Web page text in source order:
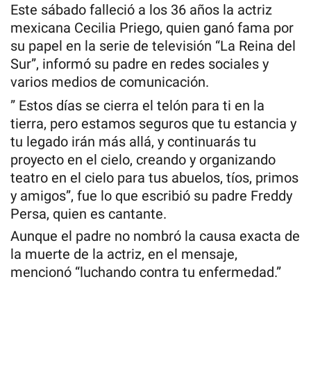
Este sábado falleció a los 36 años la actriz
mexicana Cecilia Priego, quien ganó fama por
su papel en la serie de televisión “La Reina del
Sur”, informó su padre en redes sociales y
varios medios de comunicación.
” Estos días se cierra el telón para ti en la
tierra, pero estamos seguros que tu estancia y
tu legado irán más allá, y continuarás tu
proyecto en el cielo, creando y organizando
teatro en el cielo para tus abuelos, tíos, primos
y amigos”, fue lo que escribió su padre Freddy
Persa, quien es cantante.
Aunque el padre no nombró la causa exacta de
la muerte de la actriz, en el mensaje,
mencionó “luchando contra tu enfermedad.”